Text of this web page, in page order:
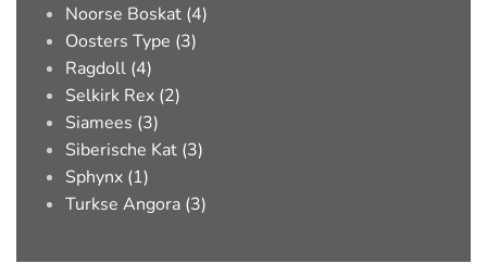
Noorse Boskat (4)
Oosters Type (3)
Ragdoll (4)
Selkirk Rex (2)
Siamees (3)
Siberische Kat (3)
Sphynx (1)
Turkse Angora (3)